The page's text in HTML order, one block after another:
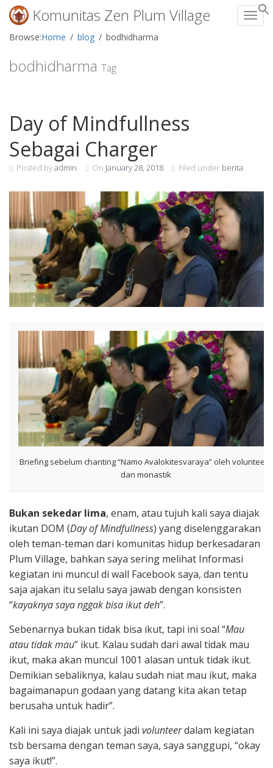
Skip
content
Komunitas Zen Plum Village
Browse:Home blog bodhidharma
bodhidharma Tag
Day of Mindfullness
Sebagai Charger
Posted byadmin On January 28, 2018 Filed under berita
Briefing sebelum chanting “Namo Avalokitesvaraya” oleh volunteers
dan monastik
Bukan sekedar lima, enam, atau tujuh kali saya diajak
ikutan DOM (Day of Mindfullness) yang diselenggarakan
oleh teman-teman dari komunitas hidup berkesadaran
Plum Village, bahkan saya sering melihat Informasi
kegiatan ini muncul di wall Facebook saya, dan tentu
saja ajakan itu selalu saya jawab dengan konsisten
“kayaknya saya nggak bisa ikut deh”.
Sebenarnya bukan tidak bisa ikut, tapi ini soal “Mau
atau tidak mau” ikut. Kalau sudah dari awal tidak mau
ikut, maka akan muncul 1001 alasan untuk tidak ikut.
Demikian sebaliknya, kalau sudah niat mau ikut, maka
bagaimanapun godaan yang datang kita akan tetap
berusaha untuk hadir”.
Kali ini saya diajak untuk jadi volunteerdalam kegiatan
tsb bersama dengan teman saya, saya sanggupi, “okay
saya ikut!”.